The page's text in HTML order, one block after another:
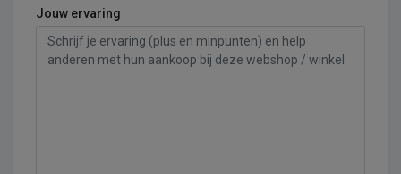
Jouw ervaring